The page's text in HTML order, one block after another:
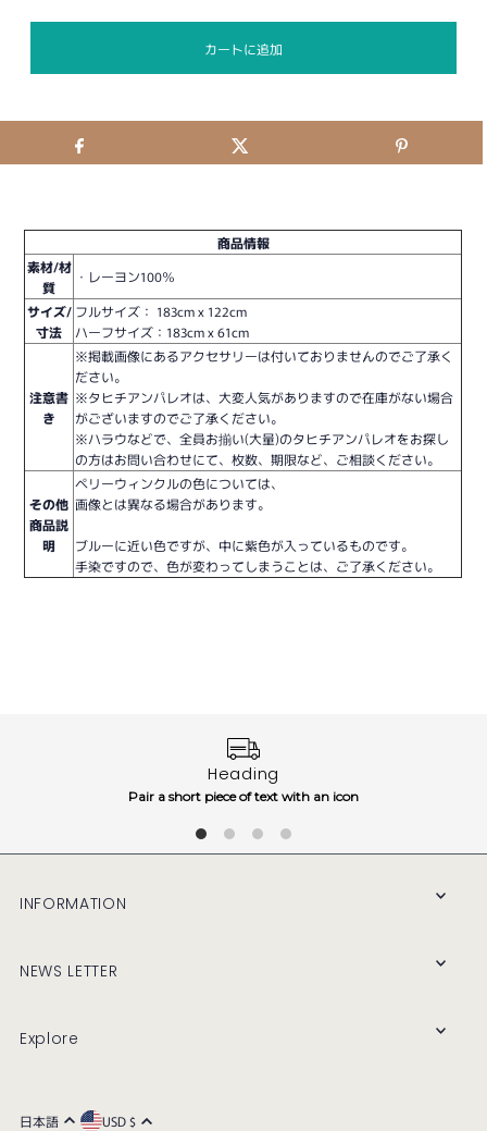
商品情報
素材/材
質
・レーヨン100％
サイズ/
寸法
フルサイズ： 183cm x 122cm
ハーフサイズ： 183cm x 61cm
注意書
き
※掲載画像にあるアクセサリーは付いておりませんのでご了承く
ださい。
※タヒチアンパレオは、大変人気がありますので在庫がない場合
がございますのでご了承ください。
※ハラウなどで、全員お揃い(大量)のタヒチアンパレオをお探し
の方はお問い合わせにて、枚数、期限など、ご相談ください。
その他
商品説
明
ペリーウィンクルの色については、
画像とは異なる場合があります。
ブルーに近い色ですが、中に紫色が入っているものです。
手染ですので、色が変わってしまうことは、ご了承ください。
Heading
Pair a short piece of text with an icon
INFORMATION
NEWS LETTER
Explore
日本語 USD $